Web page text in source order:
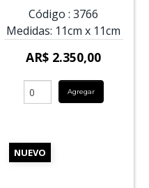
Código : 3766
Medidas: 11cm x 11cm
AR$ 2.350,00
Agregar
NUEVO